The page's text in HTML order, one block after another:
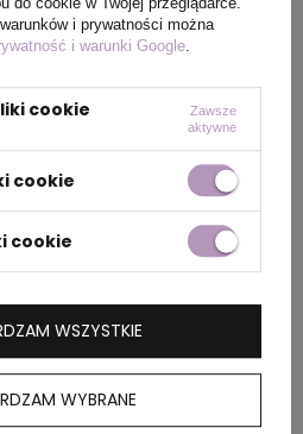
58 x 40 x 28 cm
13 kg
i prywatności można
i warunki Google
cookie
Zawsze
aktywne
cookie
cookie
WYBRANE
WSZYSTKIE